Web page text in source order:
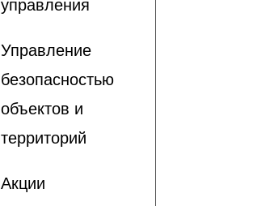
управления
Управление
безопасностью
объектов и
территорий
Акции